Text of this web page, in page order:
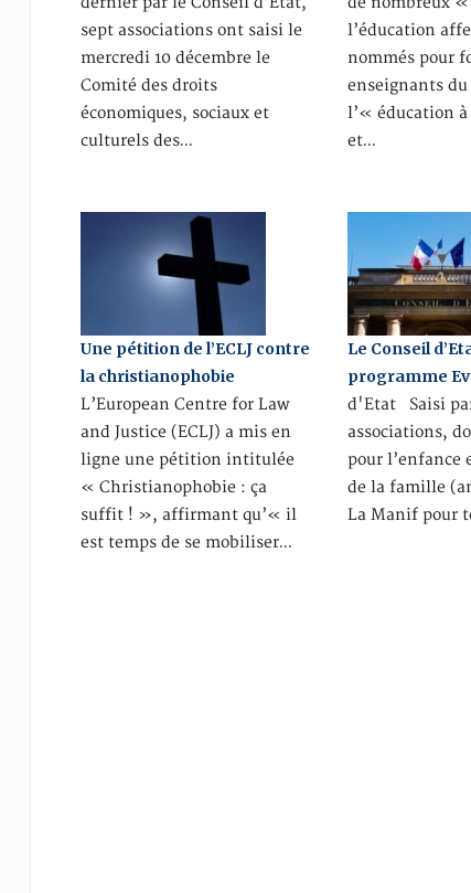
sept associations ont saisi le
mercredi 10 décembre le
Comité des droits
économiques, sociaux et
culturels des…
l’éducation
nommés pour
enseignants
l’« éducation
et…
Une pétition de l’ECLJ contre
la christianophobie
L’European Centre for Law
and Justice (ECLJ) a mis en
ligne une pétition intitulée
« Christianophobie : ça
suffit ! », affirmant qu’« il
est temps de se mobiliser…
Le Conseil
programme
d'Etat Saisi
associations,
pour l’enfance
de la famille
La Manif pour